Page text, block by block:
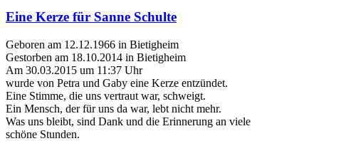
Eine Kerze für Sanne Schulte
Geboren am 12.12.1966 in Bietigheim
Gestorben am 18.10.2014 in Bietigheim
Am 30.03.2015 um 11:37 Uhr
wurde von Petra und Gaby eine Kerze entzündet.
Eine Stimme, die uns vertraut war, schweigt.
Ein Mensch, der für uns da war, lebt nicht mehr.
Was uns bleibt, sind Dank und die Erinnerung an viele
schöne Stunden.